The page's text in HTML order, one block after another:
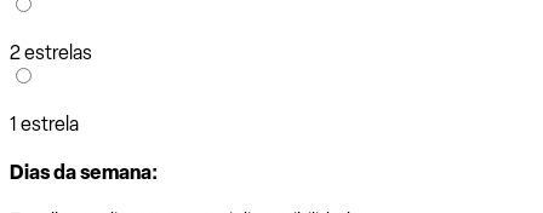
2 estrelas
1 estrela
Dias da semana: